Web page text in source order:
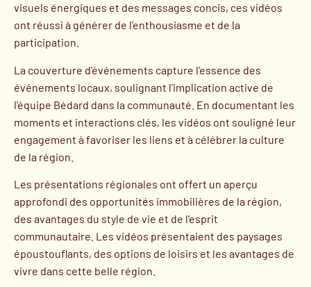
visuels énergiques et des messages concis, ces vidéos
ont réussi à générer de l’enthousiasme et de la
participation.
La couverture d’événements capture l’essence des
événements locaux, soulignant l’implication active de
l’équipe Bédard dans la communauté. En documentant les
moments et interactions clés, les vidéos ont souligné leur
engagement à favoriser les liens et à célébrer la culture
de la région.
Les présentations régionales ont offert un aperçu
approfondi des opportunités immobilières de la région,
des avantages du style de vie et de l’esprit
communautaire. Les vidéos présentaient des paysages
époustouflants, des options de loisirs et les avantages de
vivre dans cette belle région.